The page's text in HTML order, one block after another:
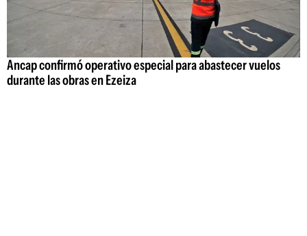
Ancap confirmó operativo especial para abastecer vuelos
durante las obras en Ezeiza